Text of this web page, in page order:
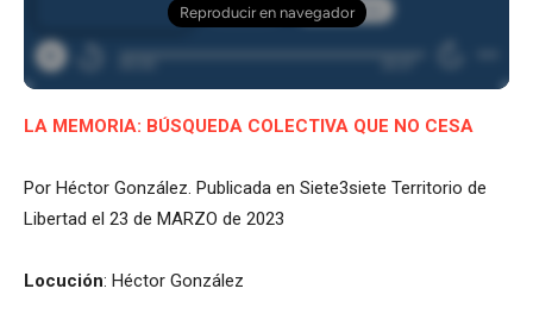
LA MEMORIA: BÚSQUEDA COLECTIVA QUE NO CESA
Por Héctor González. Publicada en Siete3siete Territorio de
Libertad el 23 de MARZO de 2023
Locución: Héctor González